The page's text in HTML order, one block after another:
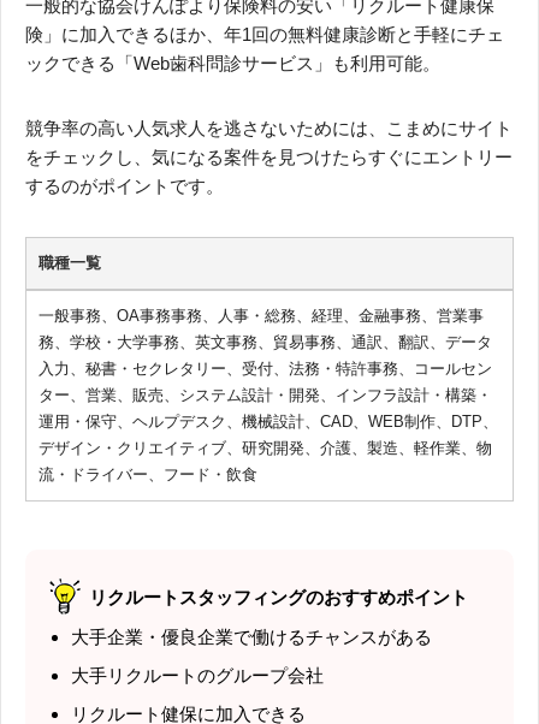
一般的な協会けんぽより保険料の安い「リクルート健康保
険」に加入できるほか、年1回の無料健康診断と手軽にチェ
ックできる「Web歯科問診サービス」も利用可能。
競争率の高い人気求人を逃さないためには、こまめにサイト
をチェックし、気になる案件を見つけたらすぐにエントリー
するのがポイントです。
職種一覧
一般事務、OA事務事務、人事・総務、経理、金融事務、営業事
務、学校・大学事務、英文事務、貿易事務、通訳、翻訳、データ
入力、秘書・セクレタリー、受付、法務・特許事務、コールセン
ター、営業、販売、システム設計・開発、インフラ設計・構築・
運用・保守、ヘルプデスク、機械設計、CAD、WEB制作、DTP、
デザイン・クリエイティブ、研究開発、介護、製造、軽作業、物
流・ドライバー、フード・飲食
リクルートスタッフィングのおすすめポイント
大手企業・優良企業で働けるチャンスがある
大手リクルートのグループ会社
リクルート健保に加入できる